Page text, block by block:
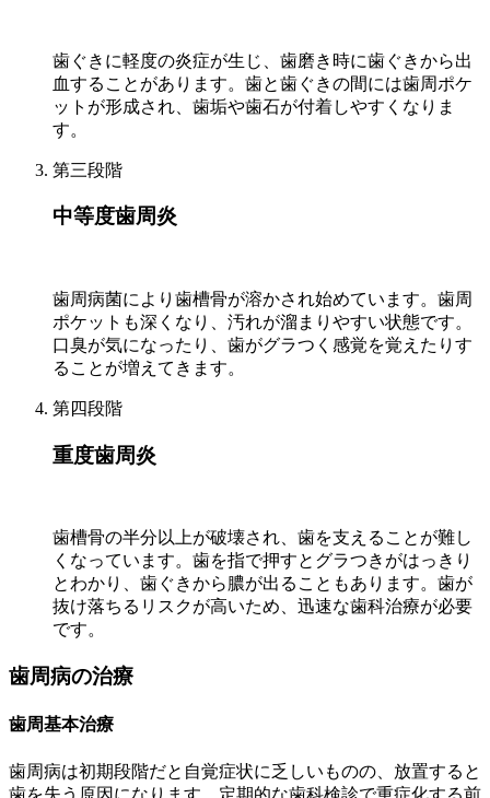
歯ぐきに軽度の炎症が生じ、歯磨き時に歯ぐきから出
血することがあります。歯と歯ぐきの間には歯周ポケ
ットが形成され、歯垢や歯石が付着しやすくなりま
す。
第三段階
中等度歯周炎
歯周病菌により歯槽骨が溶かされ始めています。歯周
ポケットも深くなり、汚れが溜まりやすい状態です。
口臭が気になったり、歯がグラつく感覚を覚えたりす
ることが増えてきます。
第四段階
重度歯周炎
歯槽骨の半分以上が破壊され、歯を支えることが難し
くなっています。歯を指で押すとグラつきがはっきり
とわかり、歯ぐきから膿が出ることもあります。歯が
抜け落ちるリスクが高いため、迅速な歯科治療が必要
です。
歯周病の治療
歯周基本治療
歯周病は初期段階だと自覚症状に乏しいものの、放置すると
歯を失う原因になります。定期的な歯科検診で重症化する前